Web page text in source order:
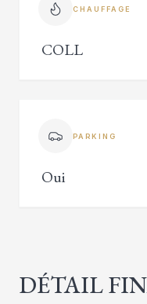
CHAUFFAGE
COLL
PARKING
Oui
DÉTAIL